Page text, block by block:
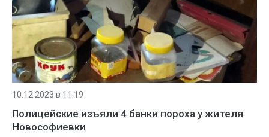
10.12.2023 в 11:19
Полицейские изъяли 4 банки пороха у жителя
Новософиевки